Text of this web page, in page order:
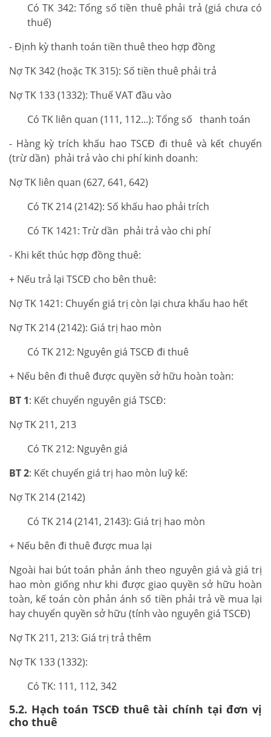
Có TK 342: Tổng số tiền thuê phải trả (giá chưa có
thuế)
- Định kỳ thanh toán tiền thuê theo hợp đồng
Nợ TK 342 (hoặc TK 315): Số tiền thuê phải trả
Nợ TK 133 (1332): Thuế VAT đầu vào
Có TK liên quan (111, 112...): Tổng số thanh toán
- Hàng kỳ trích khấu hao TSCĐ đi thuê và kết chuyển
(trừ dần) phải trả vào chi phí kinh doanh:
Nợ TK liên quan (627, 641, 642)
Có TK 214 (2142): Số khấu hao phải trích
Có TK 1421: Trừ dần phải trả vào chi phí
- Khi kết thúc hợp đồng thuê:
+ Nếu trả lại TSCĐ cho bên thuê:
Nợ TK 1421: Chuyển giá trị còn lại chưa khấu hao hết
Nợ TK 214 (2142): Giá trị hao mòn
Có TK 212: Nguyên giá TSCĐ đi thuê
+ Nếu bên đi thuê được quyền sở hữu hoàn toàn:
BT 1: Kết chuyển nguyên giá TSCĐ:
Nợ TK 211, 213
Có TK 212: Nguyên giá
BT 2: Kết chuyển giá trị hao mòn luỹ kế:
Nợ TK 214 (2142)
Có TK 214 (2141, 2143): Giá trị hao mòn
+ Nếu bên đi thuê được mua lại
Ngoài hai bút toán phản ánh theo nguyên giá và giá trị
hao mòn giống như khi được giao quyền sở hữu hoàn
toàn, kế toán còn phản ánh số tiền phải trả về mua lại
hay chuyển quyền sở hữu (tính vào nguyên giá TSCĐ)
Nợ TK 211, 213: Giá trị trả thêm
Nợ TK 133 (1332):
Có TK: 111, 112, 342
5.2. Hạch toán TSCĐ thuê tài chính tại đơn vị
cho thuê